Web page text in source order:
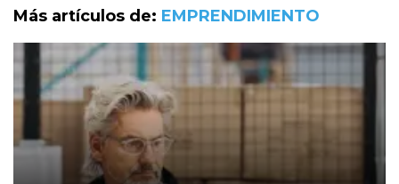
Más artículos de: EMPRENDIMIENTO